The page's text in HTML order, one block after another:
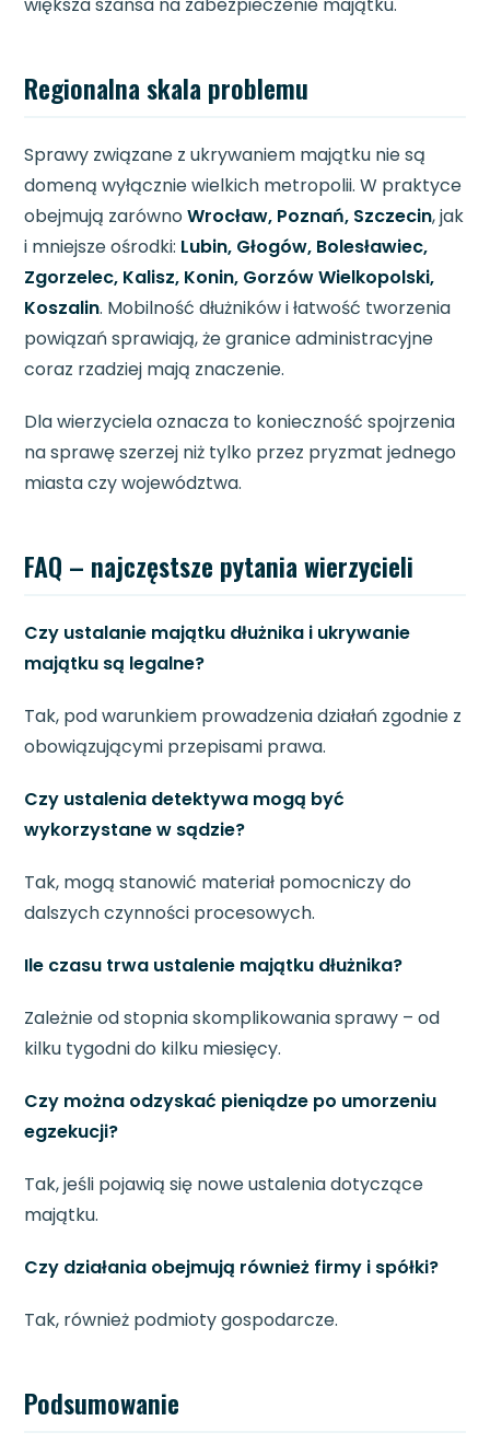
Regionalna skala problemu
Sprawy związane z ukrywaniem majątku nie są
domeną wyłącznie wielkich metropolii. W praktyce
obejmują zarównoWrocław, Poznań, Szczecin, jak
i mniejsze ośrodki: Lubin, Głogów, Bolesławiec,
Zgorzelec, Kalisz, Konin, Gorzów Wielkopolski,
Koszalin. Mobilność dłużników i łatwość tworzenia
powiązań sprawiają, że granice administracyjne
coraz rzadziej mają znaczenie.
Dla wierzyciela oznacza to konieczność spojrzenia
na sprawę szerzej niż tylko przez pryzmat jednego
miasta czy województwa.
FAQ – najczęstsze pytania wierzycieli
Czy ustalanie majątku dłużnika i ukrywanie
majątku są legalne?
Tak, pod warunkiem prowadzenia działań zgodnie z
obowiązującymi przepisami prawa.
Czy ustalenia detektywa mogą być
wykorzystane w sądzie?
Tak, mogą stanowić materiał pomocniczy do
dalszych czynności procesowych.
Ile czasu trwa ustalenie majątku dłużnika?
Zależnie od stopnia skomplikowania sprawy – od
kilku tygodni do kilku miesięcy.
Czy można odzyskać pieniądze po umorzeniu
egzekucji?
Tak, jeśli pojawią się nowe ustalenia dotyczące
majątku.
Czy działania obejmują również firmy i spółki?
Tak, również podmioty gospodarcze.
Podsumowanie